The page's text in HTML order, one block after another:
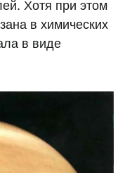
Хотя при этом
в химических
в виде